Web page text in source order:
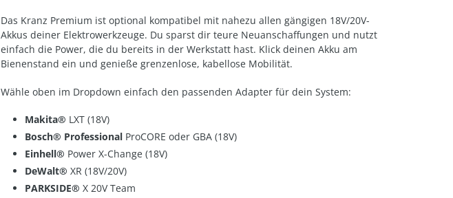
Das Kranz Premium ist optional kompatibel mit nahezu allen gängigen 18V/20V-
Akkus deiner Elektrowerkzeuge. Du sparst dir teure Neuanschaffungen und nutzt
einfach die Power, die du bereits in der Werkstatt hast. Klick deinen Akku am
Bienenstand ein und genieße grenzenlose, kabellose Mobilität.
Wähle oben im Dropdown einfach den passenden Adapter für dein System:
Makita® LXT (18V)
Bosch® Professional ProCORE oder GBA (18V)
Einhell® Power X-Change (18V)
DeWalt® XR (18V/20V)
PARKSIDE® X 20V Team